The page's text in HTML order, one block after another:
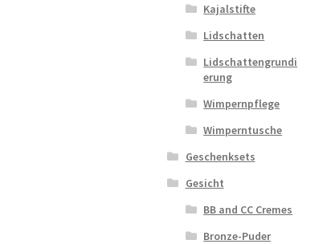
Kajalstifte
Lidschatten
Lidschattengrundi
erung
Wimpernpflege
Wimperntusche
Geschenksets
Gesicht
BB and CC Cremes
Bronze-Puder